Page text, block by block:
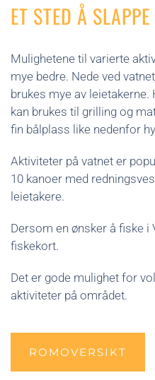
ET STED Å
Mulighetene til varierte
mye bedre. Nede ved
brukes mye av
kan brukes til grilling og
fin bålplass like nedenfor
Aktiviteter på vatnet er
10 kanoer med
leietakere.
Dersom en ønsker å fiske i
fiskekort.
Det er gode mulighet for
aktiviteter på området.
ROMOVERSIKT